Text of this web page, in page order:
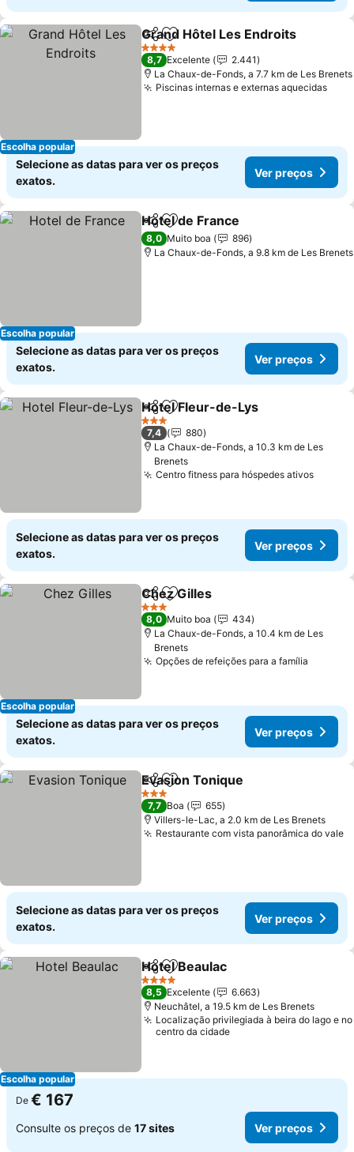
Escolha popular
PartilharAdicionar aos favoritos
Grand Hôtel Les Endroits
4 Estrelas
8,7 Excelente
2.441
La Chaux-de-Fonds, a 7.7 km de Les Brenets
Piscinas internas e externas aquecidasVer
Selecione as datas para ver os preços
exatos.
Ver preços
Escolha popular
PartilharAdicionar aos favoritos
Hotel de France
8,0 Muito boa
896
La Chaux-de-Fonds, a 9.8 km de Les Brenets
Selecione as datas para ver os preços
exatos.
Ver preços
PartilharAdicionar aos favoritos
Hotel Fleur-de-Lys
3 Estrelas
7,4
880
La Chaux-de-Fonds, a 10.3 km de Les
Brenets
Centro fitness para hóspedes ativosVer
Selecione as datas para ver os preços
exatos.
Ver preços
Escolha popular
PartilharAdicionar aos favoritos
Chez Gilles
3 Estrelas
8,0 Muito boa
434
La Chaux-de-Fonds, a 10.4 km de Les
Brenets
Opções de refeições para a família
Selecione as datas para ver os preços
exatos.
Ver preços
PartilharAdicionar aos favoritos
Evasion Tonique
3 Estrelas
7,7 Boa
655
Villers-le-Lac, a 2.0 km de Les Brenets
Restaurante com vista panorâmica do vale
Selecione as datas para ver os preços
exatos.
Ver preços
Escolha popular
PartilharAdicionar aos favoritos
Hotel Beaulac
4 Estrelas
8,5 Excelente
6.663
Neuchâtel, a 19.5 km de Les Brenets
Localização privilegiada à beira do lago e no
centro da cidade
De € 167
Consulte os preços de 17 sites Ver preços